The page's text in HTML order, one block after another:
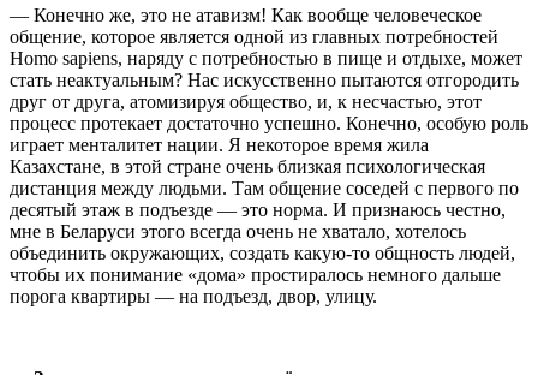
— Конечно же, это не атавизм! Как вообще человеческое
общение, которое является одной из главных потребностей
Homo sapiens, наряду с потребностью в пище и отдыхе, может
стать неактуальным? Нас искусственно пытаются отгородить
друг от друга, атомизируя общество, и, к несчастью, этот
процесс протекает достаточно успешно. Конечно, особую роль
играет менталитет нации. Я некоторое время жила
Казахстане, в этой стране очень близкая психологическая
дистанция между людьми. Там общение соседей с первого по
десятый этаж в подъезде — это норма. И признаюсь честно,
мне в Беларуси этого всегда очень не хватало, хотелось
объединить окружающих, создать какую-то общность людей,
чтобы их понимание «дома» простиралось немного дальше
порога квартиры — на подъезд, двор, улицу.